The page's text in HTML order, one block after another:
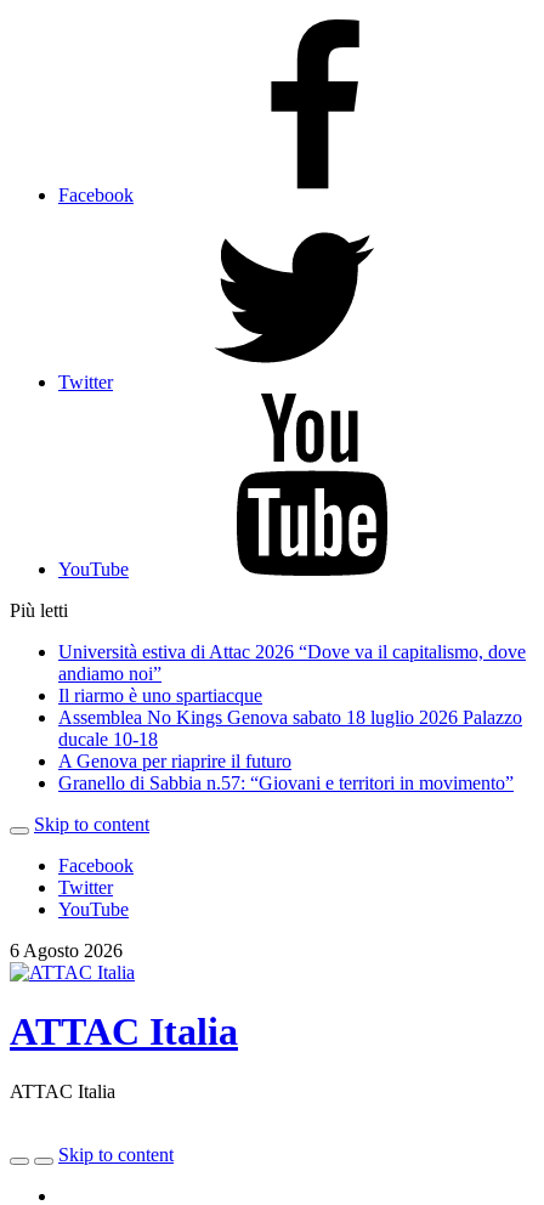
Facebook
Twitter
YouTube
Più letti
Università estiva di Attac 2026 “Dove va il capitalismo, dove
andiamo noi”
Il riarmo è uno spartiacque
Assemblea No Kings Genova sabato 18 luglio 2026 Palazzo
ducale 10-18
A Genova per riaprire il futuro
Granello di Sabbia n.57: “Giovani e territori in movimento”
Skip to content
Facebook
Twitter
YouTube
6 Agosto 2026
ATTAC Italia
ATTAC Italia
Skip to content